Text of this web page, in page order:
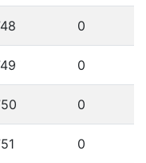
0
0
0
0